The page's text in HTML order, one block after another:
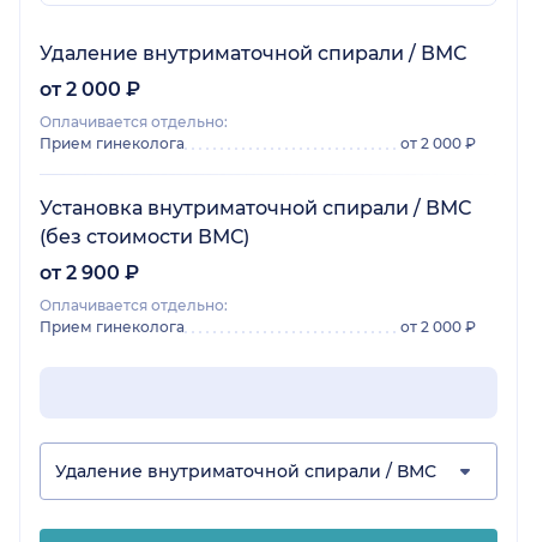
Удаление внутриматочной спирали / ВМС
от 2 000 ₽
Оплачивается отдельно:
Прием гинеколога
от 2 000 ₽
Установка внутриматочной спирали / ВМС
(без стоимости ВМС)
от 2 900 ₽
Оплачивается отдельно:
Прием гинеколога
от 2 000 ₽
Удаление внутриматочной спирали / ВМС